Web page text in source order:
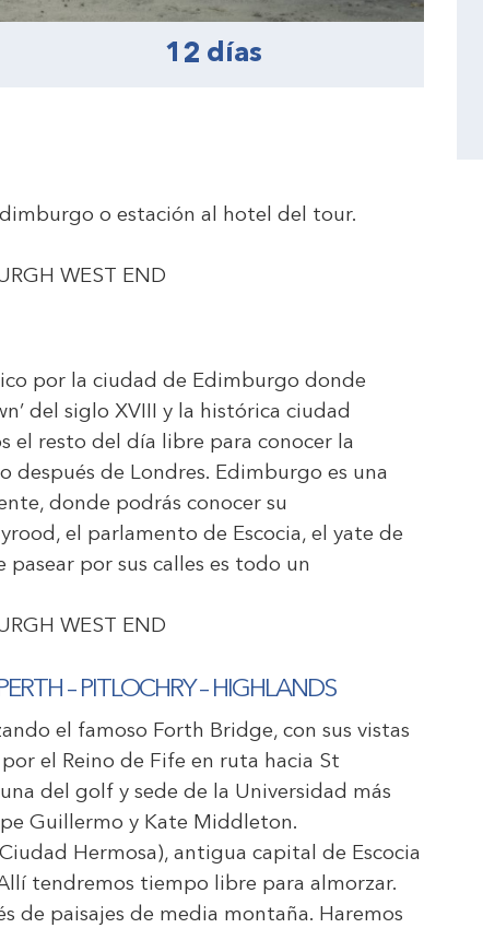
12 días
o estación al hotel del tour.
WEST END
por la ciudad de Edimburgo donde
del siglo XVIII y la histórica ciudad
el resto del día libre para conocer la
después de Londres. Edimburgo es una
donde podrás conocer su
el parlamento de Escocia, el yate de
pasear por sus calles es todo un
WEST END
– PITLOCHRY – HIGHLANDS
el famoso Forth Bridge, con sus vistas
el Reino de Fife en ruta hacia St
del golf y sede de la Universidad más
Guillermo y Kate Middleton.
Hermosa), antigua capital de Escocia
tendremos tiempo libre para almorzar.
de paisajes de media montaña. Haremos